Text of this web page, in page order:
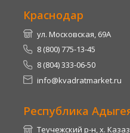
Краснодар
ул. Московская, 69А
8 (800) 775-13-45
8 (804) 333-06-50
info@kvadratmarket.ru
Республика
Теучежский р-н, х.